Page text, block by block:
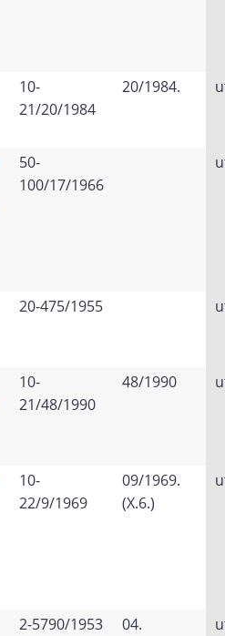
10-
21/20/1984
20/1984.
50-
100/17/1966
20-475/1955
10-
21/48/1990
48/1990
10-
22/9/1969
09/1969.
(X.6.)
2-5790/1953 04.